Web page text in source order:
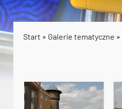
Start » Galerie tematyczne »